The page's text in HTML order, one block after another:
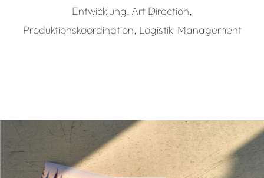
Entwicklung, Art Direction,
Produktionskoordination, Logistik-Management